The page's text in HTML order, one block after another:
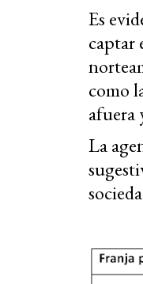
Es
captar
como
afuera
La